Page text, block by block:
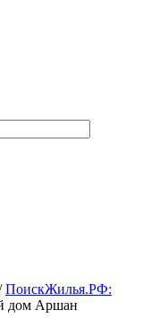
ПоискЖилья.РФ:
дом Аршан